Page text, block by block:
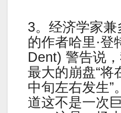
3。经济学家兼
的作者哈里·登
Dent) 警告说
最大的崩盘“将
中旬左右发生”
道这不是一次